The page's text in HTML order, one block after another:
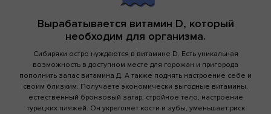
Вырабатывается витамин D, который
необходим для организма.
Сибиряки остро нуждаются в витамине D. Есть уникальная
возможность в доступном месте для горожан и пригорода
пополнить запас витамина Д. А также поднять настроение себе и
своим близким. Получаете экономически выгодные витамины,
естественный бронзовый загар, стройное тело, настроение
турецких пляжей. Он укрепляет кости и зубы, уменьшает риск